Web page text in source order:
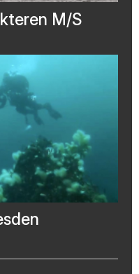
M/S